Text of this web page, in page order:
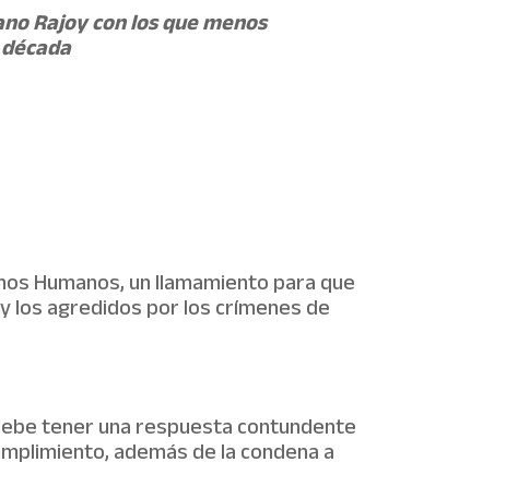
Rajoy con los que menos
Humanos, un llamamiento para que
los agredidos por los crímenes de
tener una respuesta contundente
además de la condena a